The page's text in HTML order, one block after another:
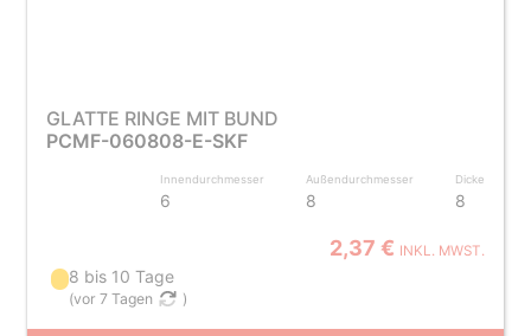
GLATTE RINGE MIT BUND
PCMF-060808-E-SKF
Innendurchmesser
6
Außendurchmesser
8
Dicke
8
2,37 € INKL. MWST.
8 bis 10 Tage
(vor 7 Tagen )